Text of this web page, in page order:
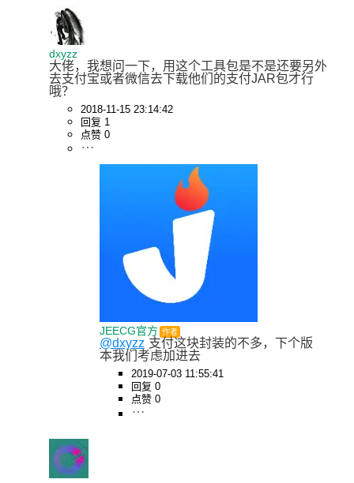
dxyzz
大佬，我想问一下，用这个工具包是不是还要另外
去支付宝或者微信去下载他们的支付JAR包才行
哦？
2018-11-15 23:14:42
回复 1
点赞 0
JEECG官方 作者
@dxyzz 支付这块封装的不多，下个版
本我们考虑加进去
2019-07-03 11:55:41
回复 0
点赞 0